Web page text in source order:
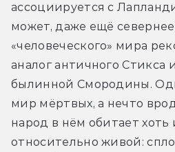
ассоциируется с
может, даже ещё
«человеческого» мира
аналог античного Стикса
былинной Смородины.
мир мёртвых, а нечто
народ в нём обитает хоть
относительно живой: